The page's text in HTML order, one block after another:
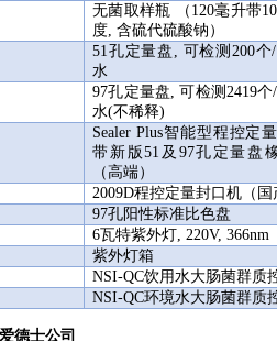
无菌取样瓶 （120毫升带
度, 含硫代硫酸钠）
51 孔定量盘, 可检测200个
水
97孔定量盘, 可检测2419个
水(不稀释)
Sealer Plus智能型程控定
带新版51及97孔定量盘
（高端）
2009D程控定量封口机（国
97孔阳性标准比色盘
6瓦特紫外灯, 220V, 366nm
紫外灯箱
NSI-QC饮用水大肠菌群质
NSI-QC环境水大肠菌群质
德士公司